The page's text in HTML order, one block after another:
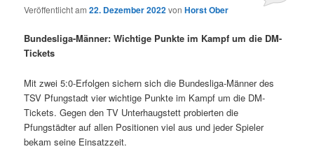
Veröffentlicht am22. Dezember 2022vonHorst Ober
Bundesliga-Männer: Wichtige Punkte im Kampf um die DM-
Tickets
Mit zwei 5:0-Erfolgen sichern sich die Bundesliga-Männer des
TSV Pfungstadt vier wichtige Punkte im Kampf um die DM-
Tickets. Gegen den TV Unterhaugstett probierten die
Pfungstädter auf allen Positionen viel aus und jeder Spieler
bekam seine Einsatzzeit.